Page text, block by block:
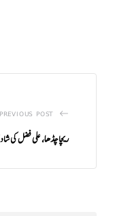
PREVIOUS POST
ریچا چڈھا، علی فضل کی